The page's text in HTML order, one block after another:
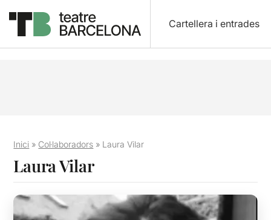
Cartellera i entrades
Inici » Col·laboradors » Laura Vilar
Laura Vilar